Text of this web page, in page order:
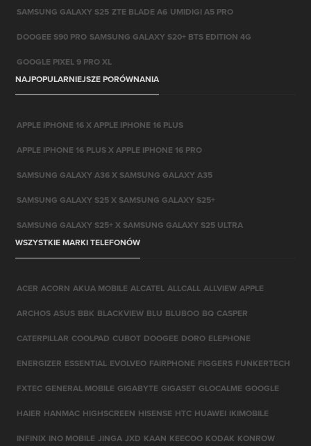
SAMSUNG GALAXY S25 ZTE BLADE A6 UMIDIGI A5 PRO
DOOGEE S90 PRO SAMSUNG GALAXY S20+ BTS EDITION 4G
GOOGLE PIXEL 9 PRO XL
NAJPOPULARNIEJSZE PORÓWNANIA
APPLE IPHONE 16 X APPLE IPHONE 16 PLUS
APPLE IPHONE 16 PLUS X APPLE IPHONE 16 PRO
SAMSUNG GALAXY A36 X SAMSUNG GALAXY A35
SAMSUNG GALAXY S25 X SAMSUNG GALAXY S25+
SAMSUNG GALAXY S25+ X SAMSUNG GALAXY S25 ULTRA
WSZYSTKIE MARKI TELEFONÓW
ACER ACORN AKUA MOBILE ALCATEL ALLCALL ALLVIEW APPLE
ARCHOS ASUS BBK BLACKVIEW BLU BLUBOO BQ CASPER
CATERPILLAR COOLPAD CUBOT DOOGEE DORO ELEPHONE
ENERGIZER ESSENTIAL EVOLVEO FAIRPHONE FIGGERS FUNKERTECH
FXTEC GENERAL MOBILE GIGABYTE GIGASET GLOCALME GOOGLE
HAIER HANMAC HIGHSCREEN HISENSE HTC HUAWEI IKIMOBILE
INFINIX INO MOBILE JINGA JXD KAAN KEECOO KODAK KONROW